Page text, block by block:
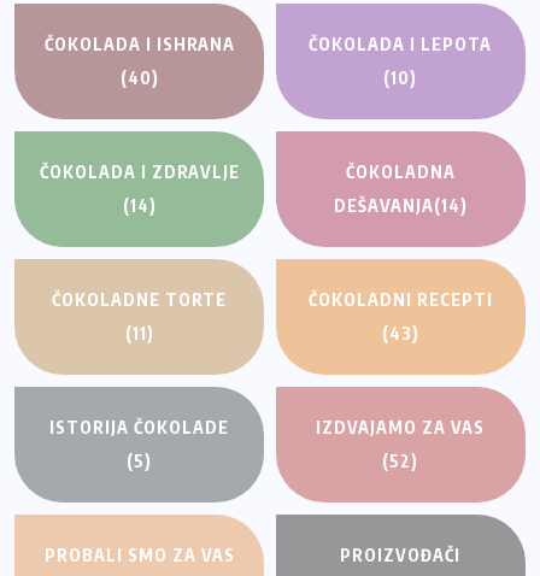
ČOKOLADA I ISHRANA
(40)
ČOKOLADA I LEPOTA
(10)
ČOKOLADA I ZDRAVLJE
(14)
ČOKOLADNA
DEŠAVANJA(14)
ČOKOLADNE TORTE
(11)
ČOKOLADNI RECEPTI
(43)
ISTORIJA ČOKOLADE
(5)
IZDVAJAMO ZA VAS
(52)
PROBALI SMO ZA VAS PROIZVOĐAČI